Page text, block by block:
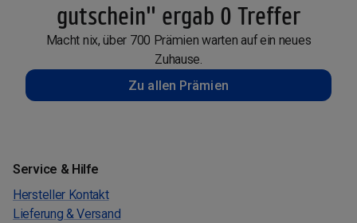
gutschein" ergab 0 Treffer
Macht nix, über 700 Prämien warten auf ein neues
Zuhause.
Zu allen Prämien
Service & Hilfe
Hersteller Kontakt
Lieferung & Versand